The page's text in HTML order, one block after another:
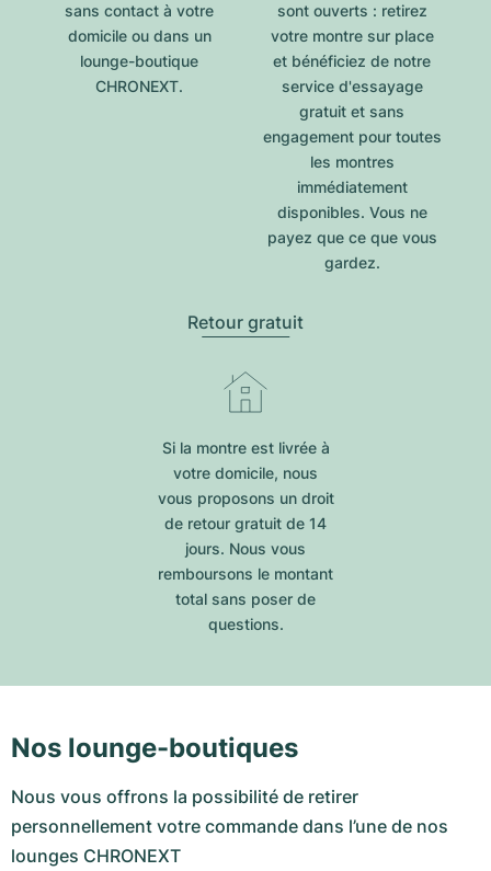
sans contact à votre
domicile ou dans un
lounge-boutique
CHRONEXT.
sont ouverts : retirez
votre montre sur place
et bénéficiez de notre
service d'essayage
gratuit et sans
engagement pour toutes
les montres
immédiatement
disponibles. Vous ne
payez que ce que vous
gardez.
Retour gratuit
Si la montre est livrée à
votre domicile, nous
vous proposons un droit
de retour gratuit de 14
jours. Nous vous
remboursons le montant
total sans poser de
questions.
Nos lounge-boutiques
Nous vous offrons la possibilité de retirer
personnellement votre commande dans l’une de nos
lounges CHRONEXT